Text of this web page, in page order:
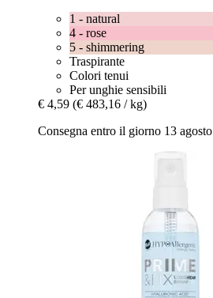
1 - natural
4 - rose
5 - shimmering
Traspirante
Colori tenui
Per unghie sensibili
€ 4,59 (€ 483,16 / kg)
Consegna entro il giorno 13 agosto